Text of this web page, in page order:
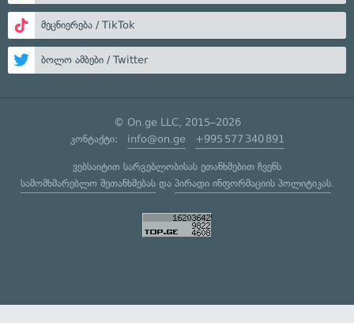
მეცნიერება / TikTok
ბოლო ამბები / Twitter
© On.ge LLC, 2015–2026
კონტაქტი: info@on.ge +995 577 340 891
ვებსაიტით სარგებლობისას ეთანხმებით ჩვენს
სამომხმარებლო შეთანხმებასდა პირადი ინფორმაციის პოლიტიკას.